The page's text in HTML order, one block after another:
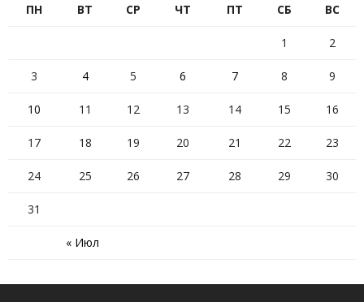
ПН ВТ СР ЧТ ПТ СБ ВС
« Июл
1 2
3 4 5 6 7 8 9
10 11 12 13 14 15 16
17 18 19 20 21 22 23
24 25 26 27 28 29 30
31